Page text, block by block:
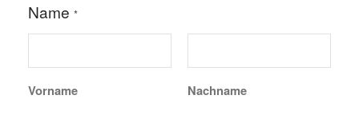
Name *
Vorname Nachname